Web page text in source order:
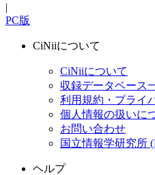
|
PC版
CiNiiについて
CiNiiについて
収録データベース
利用規約・プライ
個人情報の扱いに
お問い合わせ
国立情報学研究所
ヘルプ